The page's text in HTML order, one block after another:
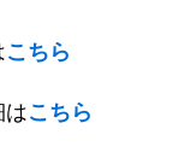
こちら
はこちら